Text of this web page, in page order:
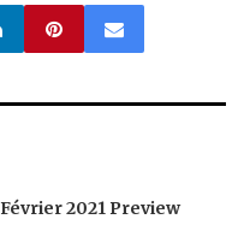
2021 Preview